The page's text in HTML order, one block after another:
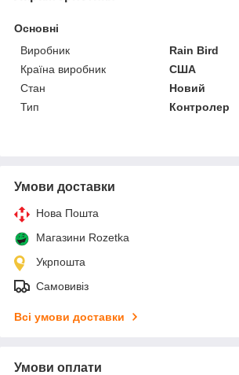
Основні
Виробник
Rain Bird
Країна виробник
США
Стан
Новий
Тип
Контролер
Умови доставки
Нова Пошта
Магазини Rozetka
Укрпошта
Самовивіз
Всі умови доставки
Умови оплати